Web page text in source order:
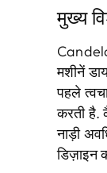
मुख्य
मशीनें
पहले
करती है.
नाड़ी
डिज़ाइन